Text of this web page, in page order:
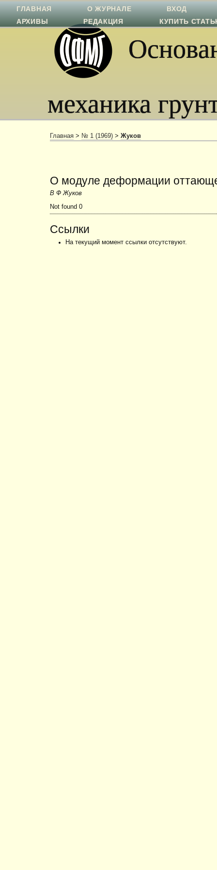
механика
ГЛАВНАЯ О ЖУРНАЛЕ
ВХОД
АРХИВЫ
РЕДАКЦИЯ КУПИТЬ
Главная > № 1 (1969) > Жуков
О модуле деформации
В Ф Жуков
Not found 0
Ссылки
На текущий момент ссылки отсутствуют.